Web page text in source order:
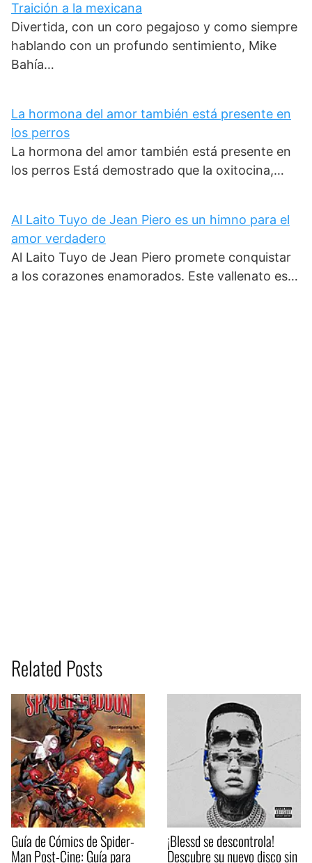
Traición a la mexicana
Divertida, con un coro pegajoso y como siempre
hablando con un profundo sentimiento, Mike
Bahía…
La hormona del amor también está presente en
los perros
La hormona del amor también está presente en
los perros Está demostrado que la oxitocina,…
Al Laito Tuyo de Jean Piero es un himno para el
amor verdadero
Al Laito Tuyo de Jean Piero promete conquistar
a los corazones enamorados. Este vallenato es…
Related Posts
Guía de Cómics de Spider-
Man Post-Cine: Guía para
¡Blessd se descontrola!
Descubre su nuevo disco sin